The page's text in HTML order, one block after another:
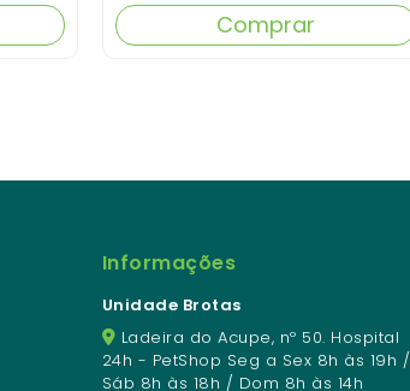
Comprar
Informações
Unidade Brotas
Ladeira do Acupe, nº 50. Hospital
24h - PetShop Seg a Sex 8h às 19h /
Sáb 8h às 18h / Dom 8h às 14h